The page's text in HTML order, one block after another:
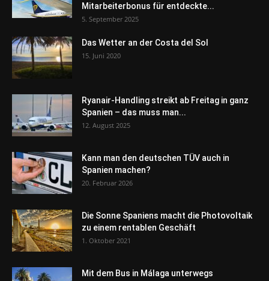
Mitarbeiterbonus für entdeckte...
5. September 2025
Das Wetter an der Costa del Sol
15. Juni 2020
Ryanair-Handling streikt ab Freitag in ganz
Spanien – das muss man...
12. August 2025
Kann man den deutschen TÜV auch in
Spanien machen?
20. Februar 2026
Die Sonne Spaniens macht die Photovoltaik
zu einem rentablen Geschäft
1. Oktober 2021
Mit dem Bus in Málaga unterwegs